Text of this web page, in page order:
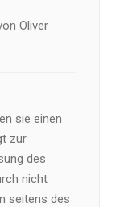
Oliver
sie einen
zur
des
nicht
seitens des